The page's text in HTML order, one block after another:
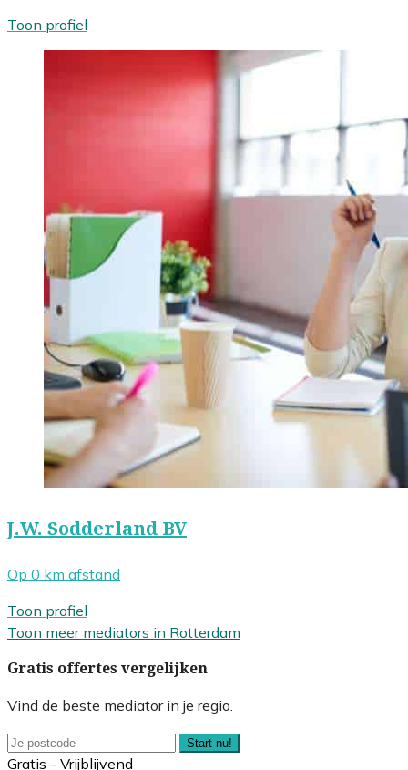
Toon profiel
J.W. Sodderland BV
Op 0 km afstand
Toon profiel
Toon meer mediators in Rotterdam
Gratis offertes vergelijken
Vind de beste mediator in je regio.
Start nu!
Gratis - Vrijblijvend